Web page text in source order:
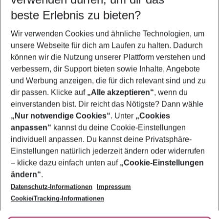
5-8 Nächte
2 Erwachsene Keine Kinder
Mehr Filter anzeigen
Footer
Footer navigation
Über uns
AGB
Bestpreisgarantie
Cookie-Einstellungen ändern
Cookie-Richtlinie
Agenturbetreuung
Barrierefreies Reisen
Folge uns
beste Erlebnis zu bieten?
Wir verwenden Cookies und ähnliche Technologien, um
unsere Webseite für dich am Laufen zu halten. Dadurch
können wir die Nutzung unserer Plattform verstehen und
verbessern, dir Support bieten sowie Inhalte, Angebote
und Werbung anzeigen, die für dich relevant sind und zu
dir passen. Klicke auf „Alle akzeptieren“, wenn du
einverstanden bist. Dir reicht das Nötigste? Dann wähle
„Nur notwendige Cookies“. Unter „Cookies
anpassen“ kannst du deine Cookie-Einstellungen
individuell anpassen. Du kannst deine Privatsphäre-
Einstellungen natürlich jederzeit ändern oder widerrufen
– klicke dazu einfach unten auf „Cookie-Einstellungen
ändern“.
Datenschutz-Informationen
Impressum
Cookie/Tracking-Informationen